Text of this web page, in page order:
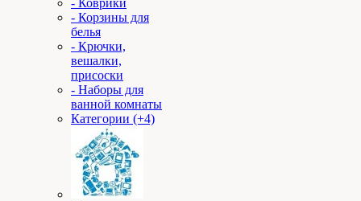
- Коврики
- Корзины для
белья
- Крючки,
вешалки,
присоски
- Наборы для
ванной комнаты
Категории (+4)